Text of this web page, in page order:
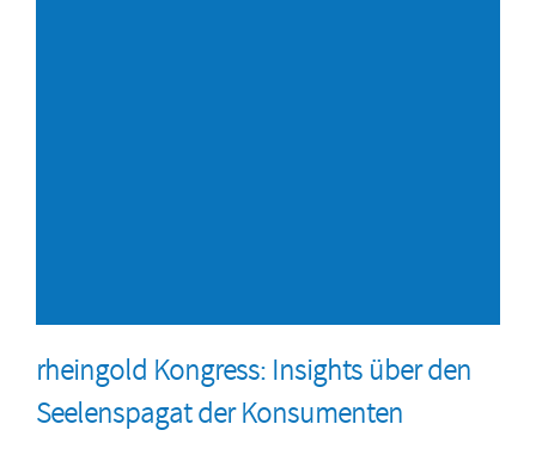
rheingold Kongress: Insights über den
Seelenspagat der Konsumenten